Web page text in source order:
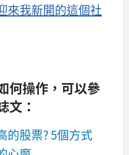
來我新開的這個社
何操作，可以參
文：
的股票? 5個方式